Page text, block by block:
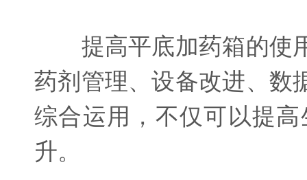
提高平底加药箱的使用
药剂管理、设备改进、数
综合运用，不仅可以提
升。